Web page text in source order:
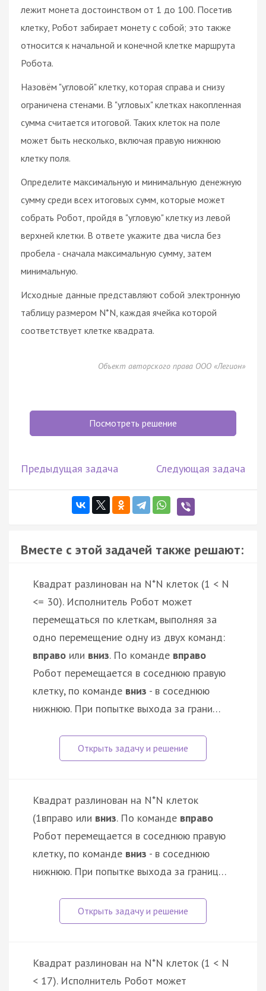
лежит монета достоинством от 1 до 100. Посетив
клетку, Робот забирает монету с собой; это также
относится к начальной и конечной клетке маршрута
Робота.
Назовём "угловой" клетку, которая справа и снизу
ограничена стенами. В "угловых" клетках накопленная
сумма считается итоговой. Таких клеток на поле
может быть несколько, включая правую нижнюю
клетку поля.
Определите максимальную и минимальную денежную
сумму среди всех итоговых сумм, которые может
собрать Робот, пройдя в "угловую" клетку из левой
верхней клетки. В ответе укажите два числа без
пробела - сначала максимальную сумму, затем
минимальную.
Исходные данные представляют собой электронную
таблицу размером N*N, каждая ячейка которой
соответствует клетке квадрата.
Объект авторского права ООО «Легион»
Посмотреть решение
Предыдущая задача Следующая задача
Вместе с этой задачей также решают:
Квадрат разлинован на N*N клеток (1 < N
<= 30). Исполнитель Робот может
перемещаться по клеткам, выполняя за
одно перемещение одну из двух команд:
вправо или вниз. По команде вправо
Робот перемещается в соседнюю правую
клетку, по команде вниз - в соседнюю
нижнюю. При попытке выхода за грани…
Квадрат разлинован на N*N клеток
(1вправо или вниз. По команде вправо
Робот перемещается в соседнюю правую
клетку, по команде вниз - в соседнюю
нижнюю. При попытке выхода за границ…
Квадрат разлинован на N*N клеток (1 < N
< 17). Исполнитель Робот может